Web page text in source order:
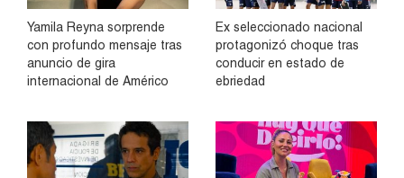
Yamila Reyna sorprende
con profundo mensaje tras
anuncio de gira
internacional de Américo
Ex seleccionado nacional
protagonizó choque tras
conducir en estado de
ebriedad